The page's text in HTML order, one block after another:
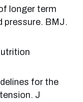
longer term
pressure. BMJ.
for the
J